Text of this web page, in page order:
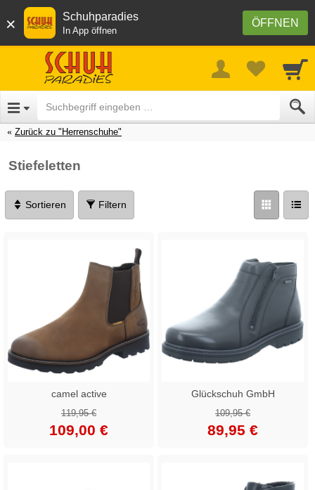
× ÖFFNEN
Schuhparadies
In App öffnen
Zurück zu "Herrenschuhe"
Stiefeletten
Sortieren Filtern
camel active
119,95 €
109,00 €
Glückschuh GmbH
109,95 €
89,95 €